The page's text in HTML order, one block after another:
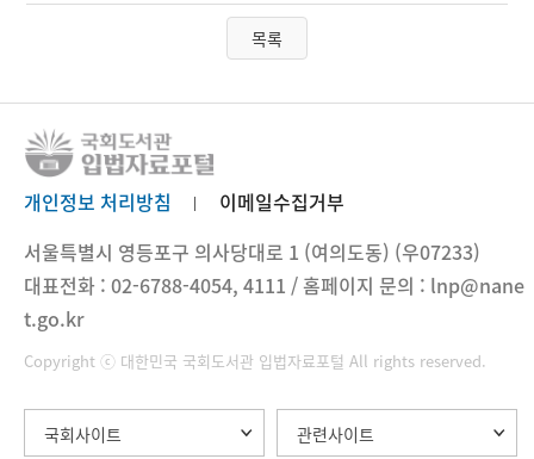
목록
개인정보 처리방침
이메일수집거부
서울특별시 영등포구 의사당대로 1 (여의도동) (우07233)
대표전화 : 02-6788-4054, 4111 / 홈페이지 문의 : lnp@nane
t.go.kr
Copyright ⓒ 대한민국 국회도서관 입법자료포털 All rights reserved.
국회사이트 관련사이트